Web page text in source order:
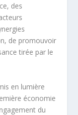
des
de promouvoir
tirée par le
en lumière
économie
du